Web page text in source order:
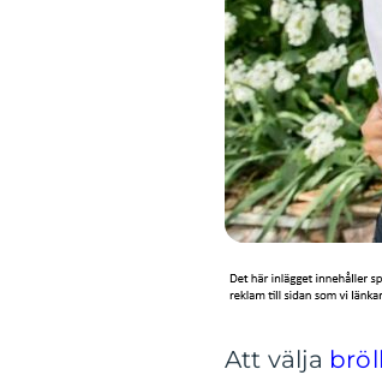
Att välja